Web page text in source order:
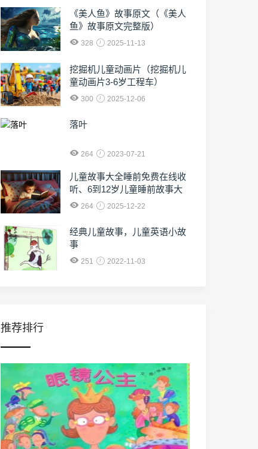
《美人鱼》故事原文（《美人
鱼》故事原文完整版）
328 2025-11-13
挖掘机儿童动画片（挖掘机儿
童动画片3-6岁工程车）
300 2025-12-06
落叶
264 2023-07-21
儿童故事大全睡前免费在线收
听、6到12岁儿童睡前故事大
全免费收听
264 2025-12-22
经典儿童故事，儿童英语小故
事
251 2022-11-03
推荐排行